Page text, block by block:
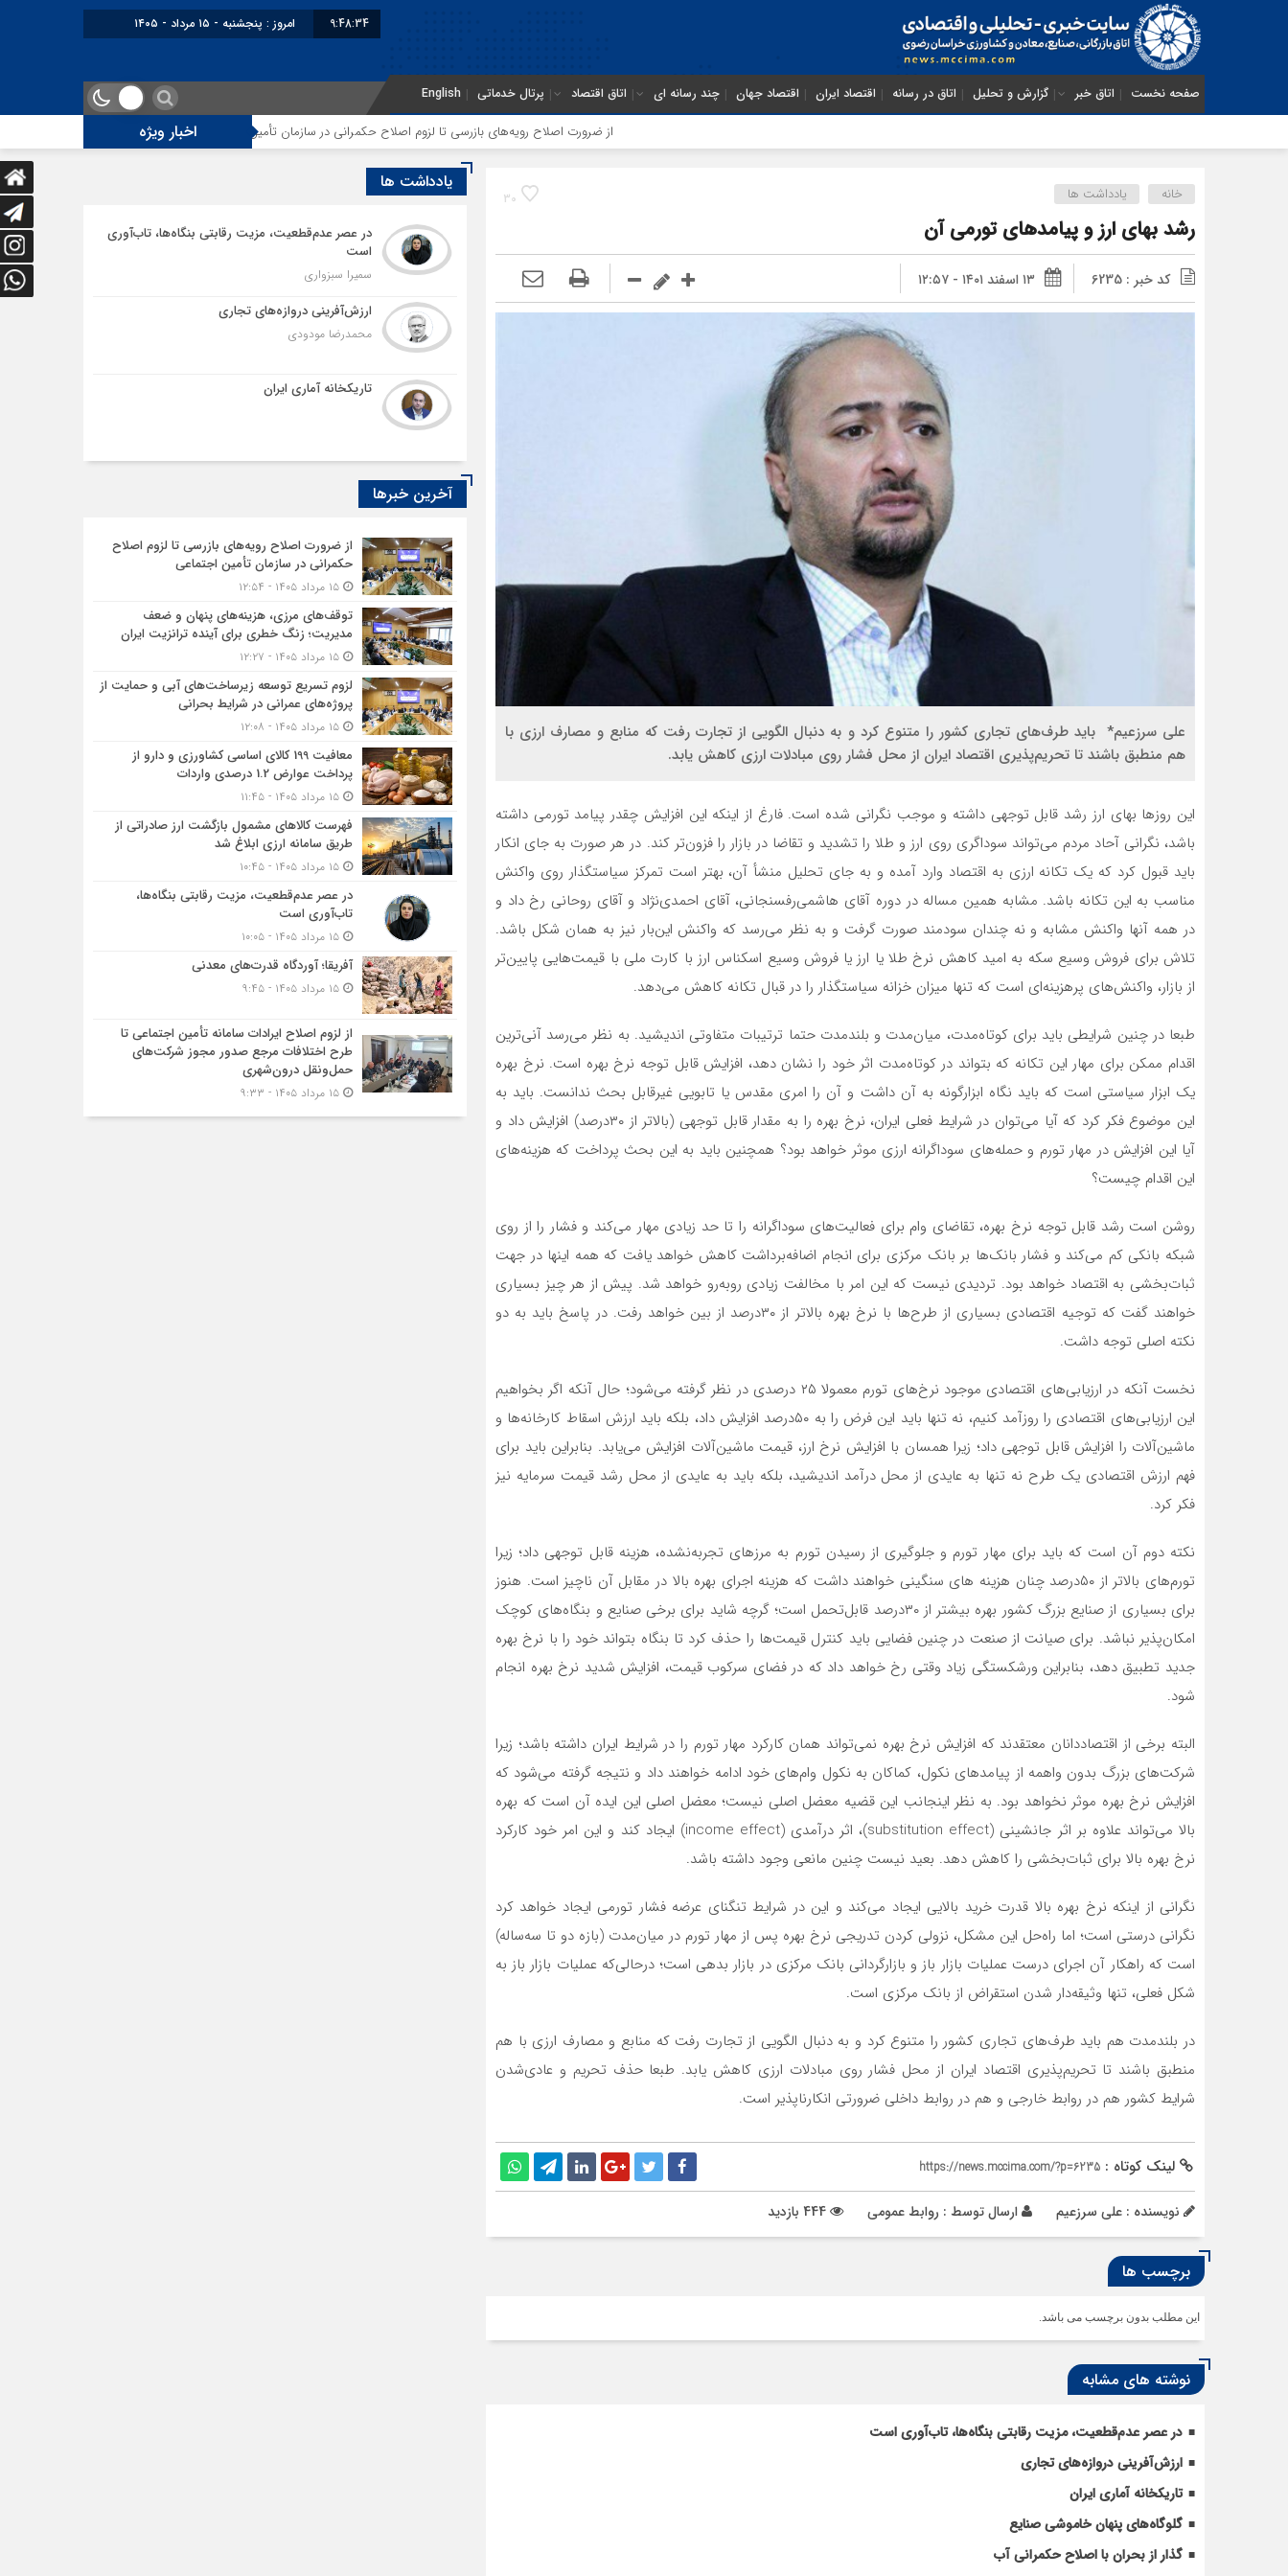
9:48:35 امروز : پنجشنبه - ۱۵ مرداد - ۱۴۰۵
صفحه نخست اتاق خبر گزارش و تحلیل اتاق در رسانه اقتصاد ایران اقتصاد جهان چند رسانه ای اتاق اقتصاد پرتال خدماتی English
اخبار ویژه از ضرورت اصلاح رویه‌های بازرسی تا لزوم اصلاح حکمرانی در سازمان تأمین اجتماعی توقف‌های مرزی، هزینه‌های پنهان و ضعف
30 خانه یادداشت ها
رشد بهای ارز و پیامدهای تورمی آن
کد خبر : 6235 ۱۳ اسفند ۱۴۰۱ - ۱۲:۵۷
علی سرزعیم* باید طرف‌های تجاری کشور را متنوع کرد و به دنبال الگویی از تجارت رفت که منابع و مصارف ارزی با
هم منطبق باشند تا تحریم‌پذیری اقتصاد ایران از محل فشار روی مبادلات ارزی کاهش یابد.
این روزها بهای ارز رشد قابل توجهی داشته و موجب نگرانی شده است. فارغ از اینکه این افزایش چقدر پیامد تورمی داشته
باشد، نگرانی آحاد مردم می‌تواند سوداگری روی ارز و طلا را تشدید و تقاضا در بازار را فزون‌تر کند. در هر صورت به جای انکار
باید قبول کرد که یک تکانه ارزی به اقتصاد وارد آمده و به جای تحلیل منشأ آن، بهتر است تمرکز سیاستگذار روی واکنش
مناسب به این تکانه باشد. مشابه همین مساله در دوره آقای هاشمی‌رفسنجانی، آقای احمدی‌نژاد و آقای روحانی رخ داد و
در همه آنها واکنش مشابه و نه چندان سودمند صورت گرفت و به نظر می‌رسد که واکنش این‌بار نیز به همان شکل باشد.
تلاش برای فروش وسیع سکه به امید کاهش نرخ طلا یا ارز یا فروش وسیع اسکناس ارز با کارت ملی با قیمت‌هایی پایین‌تر
از بازار، واکنش‌های پرهزینه‌ای است که تنها میزان خزانه سیاستگذار را در قبال تکانه کاهش می‌دهد.
طبعا در چنین شرایطی باید برای کوتاه‌مدت، میان‌مدت و بلندمدت حتما ترتیبات متفاوتی اندیشید. به نظر می‌رسد آنی‌ترین
اقدام ممکن برای مهار این تکانه که بتواند در کوتاه‌مدت اثر خود را نشان دهد، افزایش قابل توجه نرخ بهره است. نرخ بهره
یک ابزار سیاستی است که باید نگاه ابزارگونه به آن داشت و آن را امری مقدس یا تابویی غیرقابل بحث ندانست. باید به
این موضوع فکر کرد که آیا می‌توان در شرایط فعلی ایران، نرخ بهره را به مقدار قابل توجهی (بالاتر از ۳۰درصد) افزایش داد و
آیا این افزایش در مهار تورم و حمله‌های سوداگرانه ارزی موثر خواهد بود؟ همچنین باید به این بحث پرداخت که هزینه‌های
این اقدام چیست؟
روشن است رشد قابل توجه نرخ بهره، تقاضای وام برای فعالیت‌های سوداگرانه را تا حد زیادی مهار می‌کند و فشار را از روی
شبکه بانکی کم می‌کند و فشار بانک‌ها بر بانک مرکزی برای انجام اضافه‌برداشت کاهش خواهد یافت که همه اینها در جهت
ثبات‌بخشی به اقتصاد خواهد بود. تردیدی نیست که این امر با مخالفت زیادی روبه‌رو خواهد شد. پیش از هر چیز بسیاری
خواهند گفت که توجیه اقتصادی بسیاری از طرح‌ها با نرخ بهره بالاتر از ۳۰درصد از بین خواهد رفت. در پاسخ باید به دو
نکته اصلی توجه داشت.
نخست آنکه در ارزیابی‌های اقتصادی‌ موجود نرخ‌های تورم معمولا ۲۵ درصدی در نظر گرفته می‌شود؛ حال آنکه اگر بخواهیم
این ارزیابی‌های اقتصادی را روزآمد کنیم، نه تنها باید این فرض را به ۵۰درصد افزایش داد، بلکه باید ارزش اسقاط کارخانه‌ها و
ماشین‌آلات را افزایش قابل توجهی داد؛ زیرا همسان با افزایش نرخ ارز، قیمت ماشین‌آلات افزایش می‌یابد. بنابراین باید برای
فهم ارزش اقتصادی یک طرح نه تنها به عایدی از محل درآمد اندیشید، بلکه باید به عایدی از محل رشد قیمت سرمایه نیز
فکر کرد.
نکته دوم آن است که باید برای مهار تورم و جلوگیری از رسیدن تورم به مرزهای تجربه‌نشده، هزینه قابل توجهی داد؛ زیرا
تورم‌های بالاتر از ۵۰درصد چنان هزینه های سنگینی خواهند داشت که هزینه اجرای بهره بالا در مقابل آن ناچیز است. هنوز
برای بسیاری از صنایع بزرگ کشور بهره بیشتر از ۳۰درصد قابل‌تحمل است؛ گرچه شاید برای برخی صنایع و بنگاه‌های کوچک
امکان‌پذیر نباشد. برای صیانت از صنعت در چنین فضایی باید کنترل قیمت‌ها را حذف کرد تا بنگاه بتواند خود را با نرخ بهره
جدید تطبیق دهد، بنابراین ورشکستگی زیاد وقتی رخ خواهد داد که در فضای سرکوب قیمت، افزایش شدید نرخ بهره انجام
شود.
البته برخی از اقتصاددانان معتقدند که افزایش نرخ بهره نمی‌تواند همان کارکرد مهار تورم را در شرایط ایران داشته باشد؛ زیرا
شرکت‌های بزرگ بدون واهمه از پیامدهای نکول، کماکان به نکول وام‌های خود ادامه خواهند داد و نتیجه گرفته می‌شود که
افزایش نرخ بهره موثر نخواهد بود. به نظر اینجانب این قضیه معضل اصلی نیست؛ معضل اصلی این ایده آن است که بهره
بالا می‌تواند علاوه بر اثر جانشینی (substitution effect)، اثر درآمدی (income effect) ایجاد کند و این امر خود کارکرد
نرخ بهره بالا برای ثبات‌بخشی را کاهش دهد. بعید نیست چنین مانعی وجود داشته باشد.
نگرانی از اینکه نرخ بهره بالا قدرت خرید بالایی ایجاد می‌کند و این در شرایط تنگنای عرضه فشار تورمی ایجاد خواهد کرد
نگرانی درستی است؛ اما راه‌حل این مشکل، نزولی کردن تدریجی نرخ بهره پس از مهار تورم در میان‌مدت (بازه دو تا سه‌ساله)
است که راهکار آن اجرای درست عملیات بازار باز و بازارگردانی بانک مرکزی در بازار بدهی است؛ درحالی‌که عملیات بازار باز به
شکل فعلی، تنها وثیقه‌دار شدن استقراض از بانک مرکزی است.
در بلندمدت هم باید طرف‌های تجاری کشور را متنوع کرد و به دنبال الگویی از تجارت رفت که منابع و مصارف ارزی با هم
منطبق باشند تا تحریم‌پذیری اقتصاد ایران از محل فشار روی مبادلات ارزی کاهش یابد. طبعا حذف تحریم و عادی‌شدن
شرایط کشور هم در روابط خارجی و هم در روابط داخلی ضرورتی انکارناپذیر است.
لینک کوتاه : https://news.mccima.com/?p=6235
نویسنده : علی سرزعیم ارسال توسط : روابط عمومی
برچسب ها
این مطلب بدون برچسب می باشد.
نوشته های مشابه
در عصر عدم‌قطعیت، مزیت رقابتی بنگاه‌ها، تاب‌آوری است
ارزش‌آفرینی دروازه‌های تجاری
تاریکخانه آماری ایران
گلوگاه‌های پنهان خاموشی صنایع
گذار از بحران با اصلاح حکمرانی آب
یادداشت ها
در عصر عدم‌قطعیت، مزیت رقابتی بنگاه‌ها، تاب‌آوری
است
سمیرا سبزواری
ارزش‌آفرینی دروازه‌های تجاری
محمدرضا مودودی
تاریکخانه آماری ایران
آخرین خبرها
از ضرورت اصلاح رویه‌های بازرسی تا لزوم اصلاح
حکمرانی در سازمان تأمین اجتماعی
۱۵ مرداد ۱۴۰۵ - ۱۲:۵۴
توقف‌های مرزی، هزینه‌های پنهان و ضعف
مدیریت؛ زنگ خطری برای آینده ترانزیت ایران
۱۵ مرداد ۱۴۰۵ - ۱۲:۲۷
لزوم تسریع توسعه زیرساخت‌های آبی و حمایت از
پروژه‌های عمرانی در شرایط بحرانی
۱۵ مرداد ۱۴۰۵ - ۱۲:۰۸
معافیت 199 کالای اساسی کشاورزی و دارو از
پرداخت عوارض 1.2 درصدی واردات
۱۵ مرداد ۱۴۰۵ - ۱۱:۴۵
فهرست کالاهای مشمول بازگشت ارز صادراتی از
طریق سامانه ارزی ابلاغ شد
۱۵ مرداد ۱۴۰۵ - ۱۰:۴۵
در عصر عدم‌قطعیت، مزیت رقابتی بنگاه‌ها،
تاب‌آوری است
۱۵ مرداد ۱۴۰۵ - ۱۰:۰۵
آفریقا؛ آوردگاه قدرت‌های معدنی
۱۵ مرداد ۱۴۰۵ - ۹:۴۵
از لزوم اصلاح ایرادات سامانه تأمین اجتماعی تا
طرح اختلافات مرجع صدور مجوز شرکت‌های
حمل‌ونقل درون‌شهری
۱۵ مرداد ۱۴۰۵ - ۹:۳۳